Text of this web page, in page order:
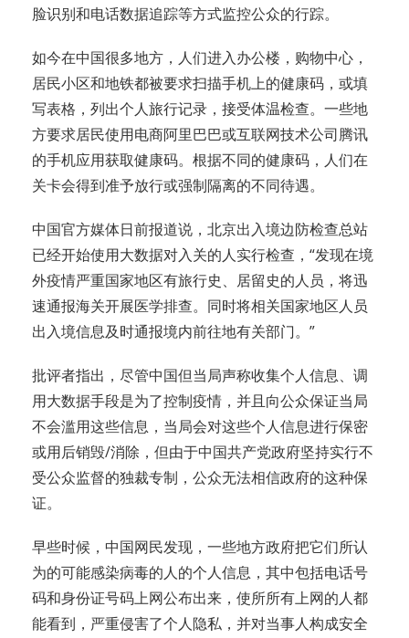
脸识别和电话数据追踪等方式监控公众的行踪。
如今在中国很多地方，人们进入办公楼，购物中心，
居民小区和地铁都被要求扫描手机上的健康码，或填
写表格，列出个人旅行记录，接受体温检查。一些地
方要求居民使用电商阿里巴巴或互联网技术公司腾讯
的手机应用获取健康码。根据不同的健康码，人们在
关卡会得到准予放行或强制隔离的不同待遇。
中国官方媒体日前报道说，北京出入境边防检查总站
已经开始使用大数据对入关的人实行检查，“发现在境
外疫情严重国家地区有旅行史、居留史的人员，将迅
速通报海关开展医学排查。同时将相关国家地区人员
出入境信息及时通报境内前往地有关部门。”
批评者指出，尽管中国但当局声称收集个人信息、调
用大数据手段是为了控制疫情，并且向公众保证当局
不会滥用这些信息，当局会对这些个人信息进行保密
或用后销毁/消除，但由于中国共产党政府坚持实行不
受公众监督的独裁专制，公众无法相信政府的这种保
证。
早些时候，中国网民发现，一些地方政府把它们所认
为的可能感染病毒的人的个人信息，其中包括电话号
码和身份证号码上网公布出来，使所所有上网的人都
能看到，严重侵害了个人隐私，并对当事人构成安全